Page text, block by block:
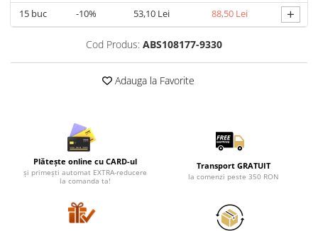
15buc -10% 53,10 Lei 88,50 Lei +
Cod Produs: ABS108177-9330
Adauga la Favorite
Plătește online cu CARD-ul
și primești automat EXTRA-reducere
la comanda ta!
Transport GRATUIT
la comenzi peste 350 RON